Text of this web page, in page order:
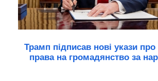
Трамп підписав нові укази
права на громадянство за